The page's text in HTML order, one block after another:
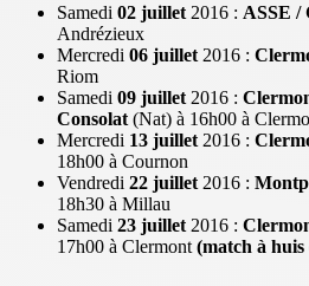
Samedi 02 juillet 2016 : ASSE /
Andrézieux
Mercredi 06 juillet 2016 :
Riom
Samedi 09 juillet 2016 :
Consolat (Nat) à 16h00 à
Mercredi 13 juillet 2016 :
18h00 à Cournon
Vendredi 22 juillet 2016 :
18h30 à Millau
Samedi 23 juillet 2016 :
17h00 à Clermont (match à huis